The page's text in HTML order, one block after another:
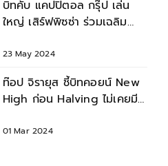
บิทคับ แคปปิตอล กรุ๊ป เล่น
ใหญ่ เสิร์ฟพิซซ่า ร่วมเฉลิม
23 May 2024
ท๊อป จิรายุส ชี้บิทคอยน์ New
High ก่อน Halving ไม่เคยมี
ช่วยหนุน
01 Mar 2024